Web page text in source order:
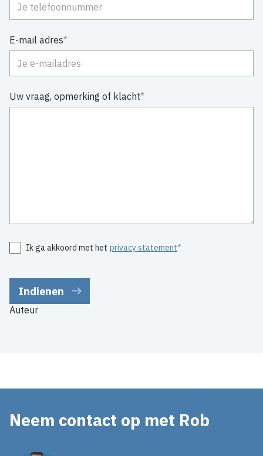
E-mail adres
Uw vraag, opmerking of klacht
Ik ga akkoord met het privacy statement
Auteur
Neem contact op met Rob